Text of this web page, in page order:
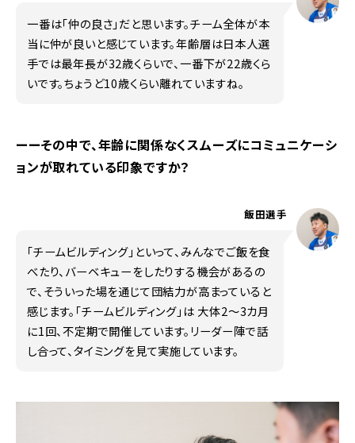
一番は「仲の良さ」だと思います。チーム全体が本
当に仲が良いと感じています。年齢層は日本人選
手では最年長が32歳くらいで、一番下が22歳くら
いです。ちょうど10歳くらい離れていますね。
ーーその中で、年齢に関係なくスムーズにコミュニケーシ
ョンが取れている印象ですか？
「チームビルディング」といって、みんなでご飯を食
べたり、バーベキューをしたりする機会があるの
で、そういった場を通じて団結力が高まっていると
感じます。「チームビルディング」は 大体2〜3カ月
に1回、不定期で開催しています。リーダー陣で話
し合って、タイミングを見て実施しています。
飯田選手